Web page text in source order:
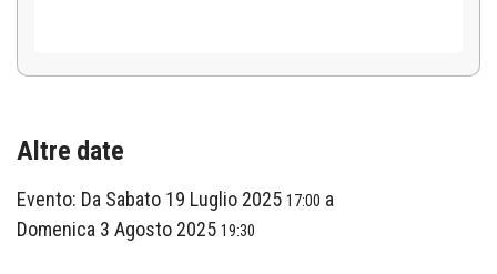
Altre date
Evento: Da Sabato 19 Luglio 2025 17:00 a
Domenica 3 Agosto 2025 19:30